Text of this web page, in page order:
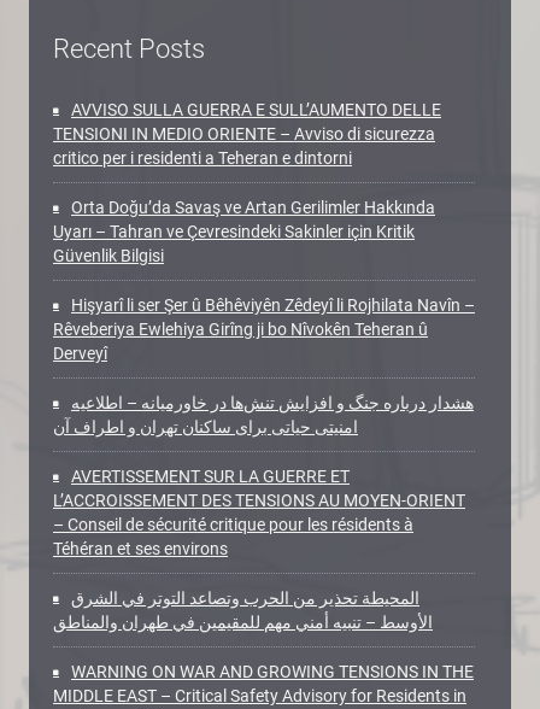
Recent Posts
AVVISO SULLA GUERRA E SULL’AUMENTO DELLE
TENSIONI IN MEDIO ORIENTE – Avviso di sicurezza
critico per i residenti a Teheran e dintorni
Orta Doğu’da Savaş ve Artan Gerilimler Hakkında
Uyarı – Tahran ve Çevresindeki Sakinler için Kritik
Güvenlik Bilgisi
Hişyarî li ser Şer û Bêhêviyên Zêdeyî li Rojhilata Navîn –
Rêveberiya Ewlehiya Girîng ji bo Nîvokên Teheran û
Derveyî
هشدار درباره جنگ و افزایش تنش‌ها در خاورمیانه – اطلاعیه
امنیتی حیاتی برای ساکنان تهران و اطراف آن
AVERTISSEMENT SUR LA GUERRE ET
L’ACCROISSEMENT DES TENSIONS AU MOYEN-ORIENT
– Conseil de sécurité critique pour les résidents à
Téhéran et ses environs
المحيطة تحذير من الحرب وتصاعد التوتر في الشرق
الأوسط – تنبيه أمني مهم للمقيمين في طهران والمناطق
WARNING ON WAR AND GROWING TENSIONS IN THE
MIDDLE EAST – Critical Safety Advisory for Residents in